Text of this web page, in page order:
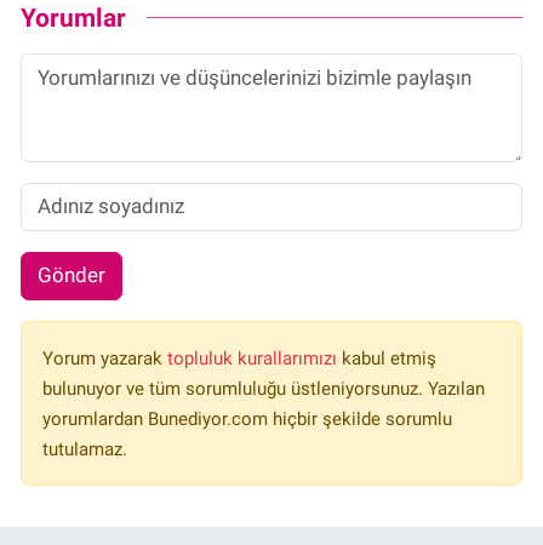
Yorumlar
Gönder
Yorum yazarak topluluk kurallarımızı kabul etmiş
bulunuyor ve tüm sorumluluğu üstleniyorsunuz. Yazılan
yorumlardan Bunediyor.com hiçbir şekilde sorumlu
tutulamaz.